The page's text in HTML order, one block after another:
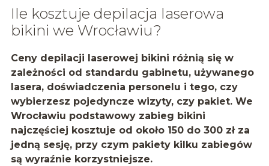
Ile kosztuje depilacja laserowa
bikini we Wrocławiu?
Ceny depilacji laserowej bikini różnią się w
zależności od standardu gabinetu, używanego
lasera, doświadczenia personelu i tego, czy
wybierzesz pojedyncze wizyty, czy pakiet. We
Wrocławiu podstawowy zabieg bikini
najczęściej kosztuje od około 150 do 300 złza
jedną sesję, przy czym pakiety kilku zabiegów
są wyraźnie korzystniejsze.